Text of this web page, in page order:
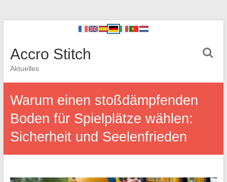
Accro Stitch
Aktuelles
Warum einen stoßdämpfenden
Boden für Spielplätze wählen:
Sicherheit und Seelenfrieden